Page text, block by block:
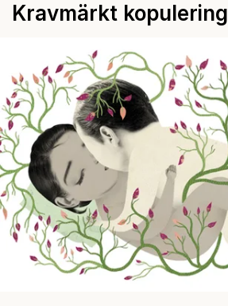
Kravmärkt kopulering